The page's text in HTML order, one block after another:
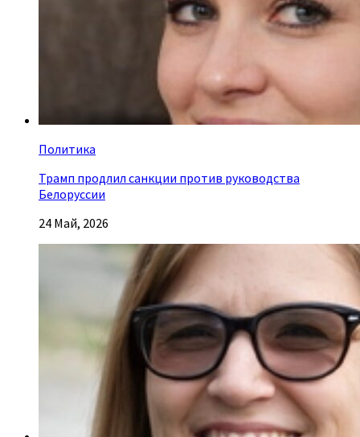
Политика
Трамп продлил санкции против руководства
Белоруссии
24 Май, 2026